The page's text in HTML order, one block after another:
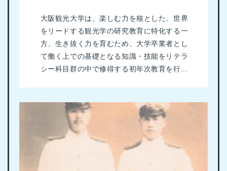
大阪観光大学は、楽しむ力を核とした、世界
をリードする観光学の研究教育に特化する一
方、生き抜く力を育むため、大学卒業者とし
て働く上での基礎となる知識・技能をリテラ
シー科目群の中で修得する初年次教育を行...